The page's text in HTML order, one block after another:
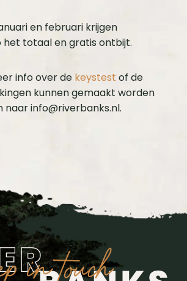
en februari krijgen
het totaal en gratis ontbijt.
info over de keystest of de
kunnen gemaakt worden
naar info@riverbanks.nl.